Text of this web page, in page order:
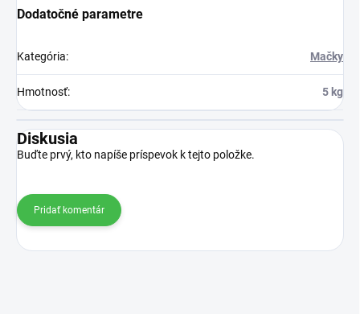
Dodatočné parametre
Kategória: Mačky
Hmotnosť: 5 kg
Diskusia
Buďte prvý, kto napíše príspevok k tejto položke.
Pridať komentár